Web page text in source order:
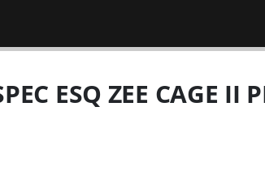
ESQ ZEE CAGE II